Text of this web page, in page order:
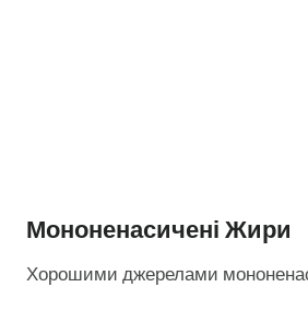
Мононенасичені Жири
Хорошими джерелами